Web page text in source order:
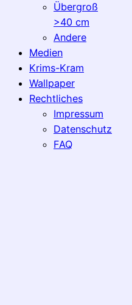
Übergroß
>40 cm
Andere
Medien
Krims-Kram
Wallpaper
Rechtliches
Impressum
Datenschutz
FAQ